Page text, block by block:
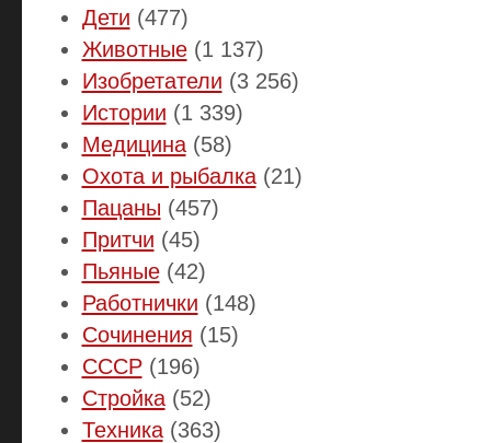
Дети (477)
Животные(1 137)
Изобретатели (3 256)
Истории (1 339)
Медицина(58)
Охота и рыбалка(21)
Пацаны (457)
Притчи (45)
Пьяные(42)
Работнички (148)
Сочинения (15)
СССР(196)
Стройка(52)
Техника(363)